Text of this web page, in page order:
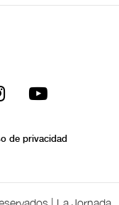
de privacidad